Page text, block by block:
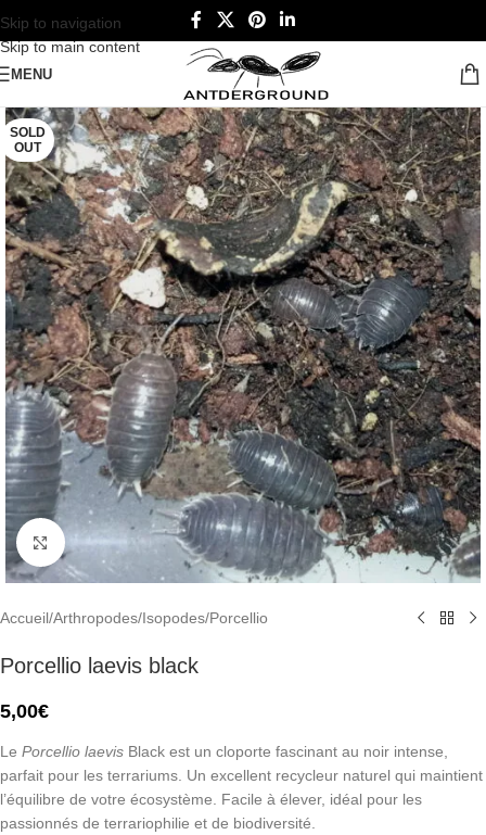
Skip to navigation
Skip to main content
MENU
SOLD
OUT
Click to enlarge
Accueil/Arthropodes/Isopodes/Porcellio
Porcellio laevis black
5,00€
Le Porcellio laevis Black est un cloporte fascinant au noir intense,
parfait pour les terrariums. Un excellent recycleur naturel qui maintient
l’équilibre de votre écosystème. Facile à élever, idéal pour les
passionnés de terrariophilie et de biodiversité.